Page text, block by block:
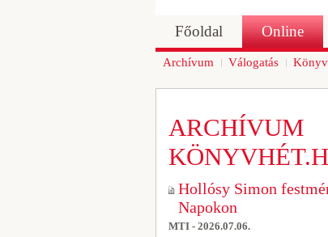
Főoldal Online
Archívum Válogatás
ARCHÍVUM
Hollósy Simon
Napokon
MTI - 2026.07.06.